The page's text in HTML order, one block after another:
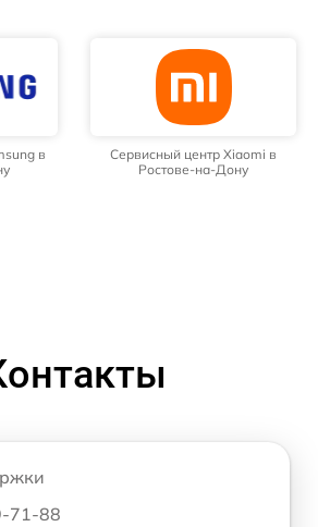
в
Сервисный центр Xiaomi в
Ростове-на-Дону
71-88